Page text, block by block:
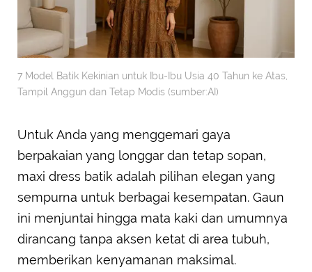
7 Model Batik Kekinian untuk Ibu-Ibu Usia 40 Tahun ke Atas,
Tampil Anggun dan Tetap Modis (sumber:AI)
Untuk Anda yang menggemari gaya
berpakaian yang longgar dan tetap sopan,
maxi dress batik adalah pilihan elegan yang
sempurna untuk berbagai kesempatan. Gaun
ini menjuntai hingga mata kaki dan umumnya
dirancang tanpa aksen ketat di area tubuh,
memberikan kenyamanan maksimal.